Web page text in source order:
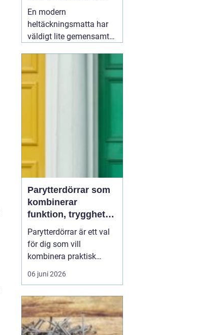
hem och kontor
En modern
heltäckningsmatta har
väldigt lite gemensamt
från 70- och 80-talet.
Dagens textilgolv är
2026
Parytterdörrar som
kombinerar
funktion, trygghet
och stil
Parytterdörrar är ett val
för dig som vill
kombinera praktisk
vardagsfunktion med en
välkomnande känsla
för huset. Parytterdörrar
ger en generös öppning,
släpper in mycket ljus
06 juni 2026